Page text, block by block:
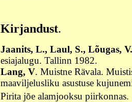
Kirjandust.
Jaanits, L., Laul, S., Lõugas,
esiajalugu. Tallinn 1982.
Lang, V. Muistne Rävala.
maaviljelusliku asustuse
Pirita jõe alamjooksu